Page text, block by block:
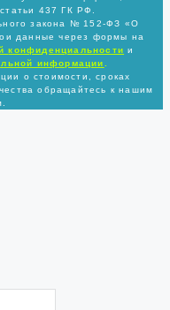
437 ГК РФ.
закона № 152-ФЗ «О
данные через формы на
конфиденциальности и
информации
о стоимости, сроках
обращайтесь к нашим